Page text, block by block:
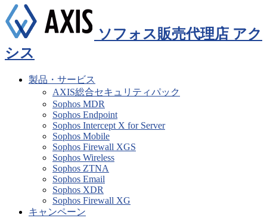
ソフォス販売代理店 アク
シス
製品・サービス
AXIS総合セキュリティパック
Sophos MDR
Sophos Endpoint
Sophos Intercept X for Server
Sophos Mobile
Sophos Firewall XGS
Sophos Wireless
Sophos ZTNA
Sophos Email
Sophos XDR
Sophos Firewall XG
キャンペーン